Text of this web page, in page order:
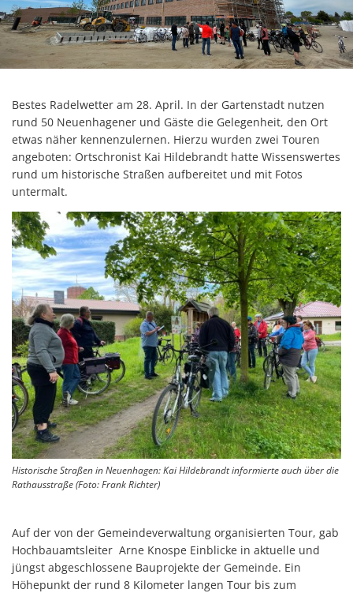
Bestes Radelwetter am 28. April. In der Gartenstadt nutzen
rund 50 Neuenhagener und Gäste die Gelegenheit, den Ort
etwas näher kennenzulernen. Hierzu wurden zwei Touren
angeboten: Ortschronist Kai Hildebrandt hatte Wissenswertes
rund um historische Straßen aufbereitet und mit Fotos
untermalt.
Historische Straßen in Neuenhagen: Kai Hildebrandt informierte auch über die
Rathausstraße (Foto: Frank Richter)
Auf der von der Gemeindeverwaltung organisierten Tour, gab
Hochbauamtsleiter Arne Knospe Einblicke in aktuelle und
jüngst abgeschlossene Bauprojekte der Gemeinde. Ein
Höhepunkt der rund 8 Kilometer langen Tour bis zum